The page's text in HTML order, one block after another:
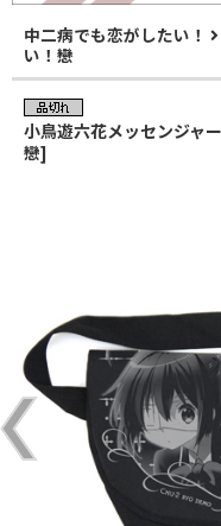
中二病でも恋がしたい！
い！戀
小鳥遊六花メッセンジャ
戀]